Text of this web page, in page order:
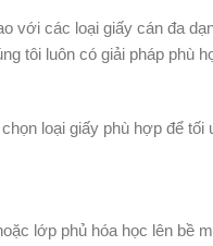
với các loại giấy cán đa
tôi luôn có giải pháp phù
loại giấy phù hợp để tối
lớp phủ hóa học lên bề